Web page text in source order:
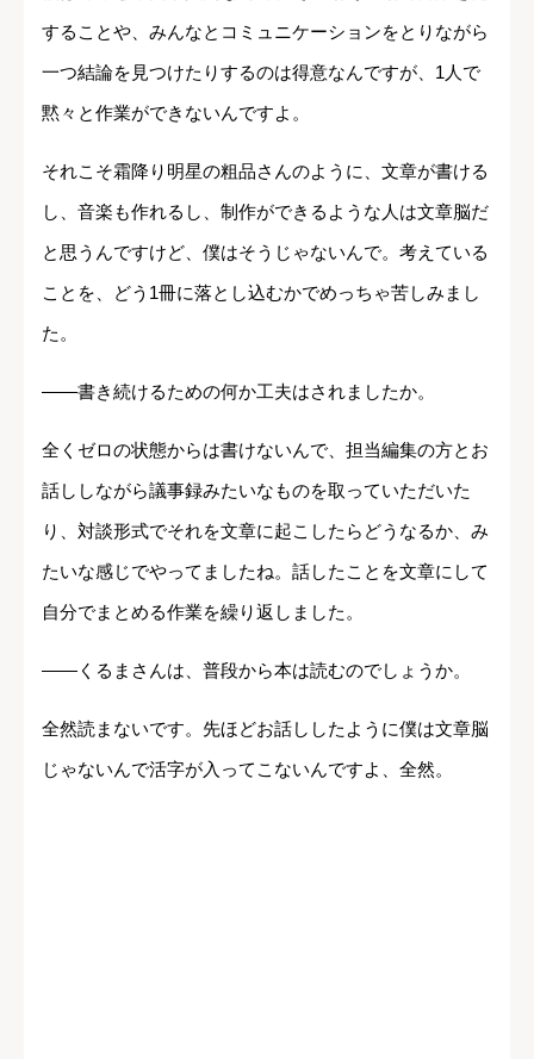
することや、みんなとコミュニケーションをとりながら
一つ結論を見つけたりするのは得意なんですが、1人で
黙々と作業ができないんですよ。
それこそ霜降り明星の粗品さんのように、文章が書ける
し、音楽も作れるし、制作ができるような人は文章脳だ
と思うんですけど、僕はそうじゃないんで。考えている
ことを、どう1冊に落とし込むかでめっちゃ苦しみまし
た。
――書き続けるための何か工夫はされましたか。
全くゼロの状態からは書けないんで、担当編集の方とお
話ししながら議事録みたいなものを取っていただいた
り、対談形式でそれを文章に起こしたらどうなるか、み
たいな感じでやってましたね。話したことを文章にして
自分でまとめる作業を繰り返しました。
――くるまさんは、普段から本は読むのでしょうか。
全然読まないです。先ほどお話ししたように僕は文章脳
じゃないんで活字が入ってこないんですよ、全然。